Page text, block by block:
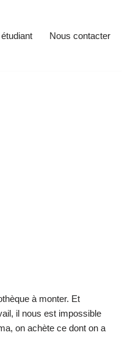
Nous contacter
à monter. Et
il nous est impossible
on achète ce dont on a